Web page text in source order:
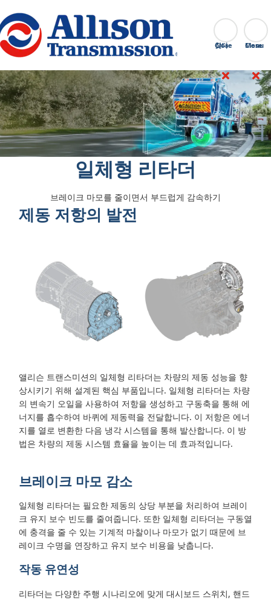
Go Home 찾다
Close
일체형 리타더
브레이크 마모를 줄이면서 부드럽게 감속하기
제동 저항의 발전
앨리슨 트랜스미션의 일체형 리타더는 차량의 제동 성능을 향
상시키기 위해 설계된 핵심 부품입니다. 일체형 리타더는 차량
의 변속기 오일을 사용하여 저항을 생성하고 구동축을 통해 에
너지를 흡수하여 바퀴에 제동력을 전달합니다. 이 저항은 에너
지를 열로 변환한 다음 냉각 시스템을 통해 발산합니다. 이 방
법은 차량의 제동 시스템 효율을 높이는 데 효과적입니다.
브레이크 마모 감소
일체형 리타더는 필요한 제동의 상당 부분을 처리하여 브레이
크 유지 보수 빈도를 줄여줍니다. 또한 일체형 리타더는 구동열
에 충격을 줄 수 있는 기계적 마찰이나 마모가 없기 때문에 브
레이크 수명을 연장하고 유지 보수 비용을 낮춥니다.
작동 유연성
리타더는 다양한 주행 시나리오에 맞게 대시보드 스위치, 핸드